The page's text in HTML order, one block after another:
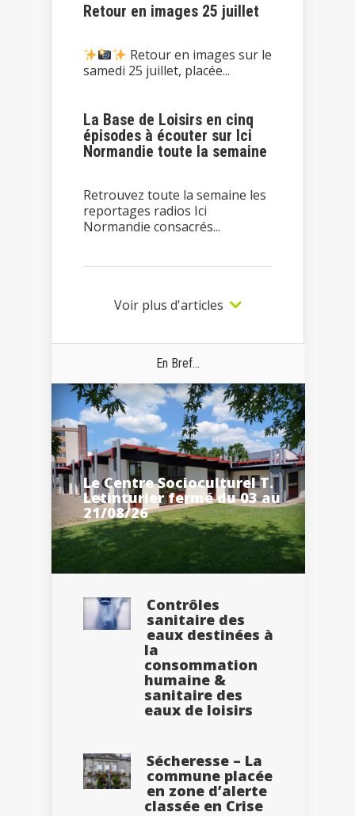
Retour en images 25 juillet
Retour en images sur le
samedi 25 juillet, placée...
La Base de Loisirs en cinq
épisodes à écouter sur Ici
Normandie toute la semaine
Retrouvez toute la semaine les
reportages radios Ici
Normandie consacrés...
Voir plus d'articles
En Bref...
Le Centre Socioculturel T.
Letinturier fermé du 03 au
21/08/26
Contrôles
sanitaire des
eaux destinées à
la
consommation
humaine &
sanitaire des
eaux de loisirs
Sécheresse – La
commune placée
en zone d’alerte
classée en Crise